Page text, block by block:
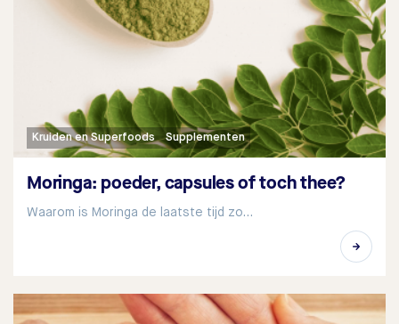
Kruiden en Superfoods Supplementen
Moringa: poeder, capsules of toch thee?
Waarom is Moringa de laatste tijd zo…